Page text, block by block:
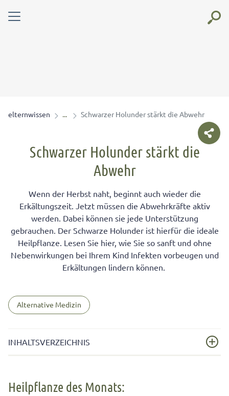
elternwissen Schwarzer Holunder stärkt die Abwehr
Schwarzer Holunder stärkt die
Abwehr
Wenn der Herbst naht, beginnt auch wieder die
Erkältungszeit. Jetzt müssen die Abwehrkräfte aktiv
werden. Dabei können sie jede Unterstützung
gebrauchen. Der Schwarze Holunder ist hierfür die ideale
Heilpflanze. Lesen Sie hier, wie Sie so sanft und ohne
Nebenwirkungen bei Ihrem Kind Infekten vorbeugen und
Erkältungen lindern können.
Alternative Medizin
INHALTSVERZEICHNIS
Schwarzer Holunder
Heilpflanze des Monats: